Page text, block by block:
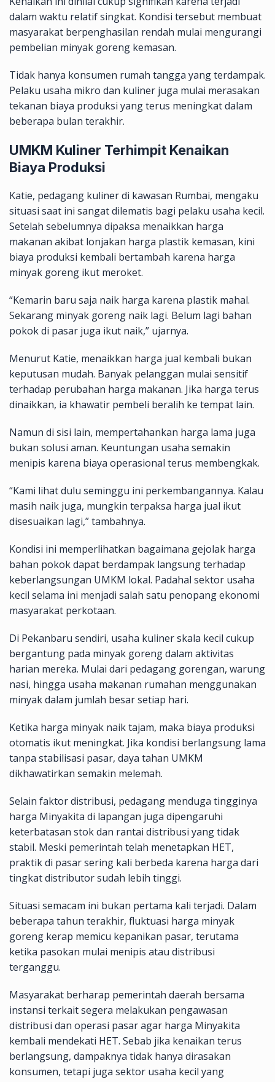
dalam waktu relatif singkat. Kondisi tersebut membuat
masyarakat berpenghasilan rendah mulai mengurangi
pembelian minyak goreng kemasan.
Tidak hanya konsumen rumah tangga yang terdampak.
Pelaku usaha mikro dan kuliner juga mulai merasakan
tekanan biaya produksi yang terus meningkat dalam
beberapa bulan terakhir.
UMKM Kuliner Terhimpit Kenaikan
Biaya Produksi
Katie, pedagang kuliner di kawasan Rumbai, mengaku
situasi saat ini sangat dilematis bagi pelaku usaha kecil.
Setelah sebelumnya dipaksa menaikkan harga
makanan akibat lonjakan harga plastik kemasan, kini
biaya produksi kembali bertambah karena harga
minyak goreng ikut meroket.
“Kemarin baru saja naik harga karena plastik mahal.
Sekarang minyak goreng naik lagi. Belum lagi bahan
pokok di pasar juga ikut naik,” ujarnya.
Menurut Katie, menaikkan harga jual kembali bukan
keputusan mudah. Banyak pelanggan mulai sensitif
terhadap perubahan harga makanan. Jika harga terus
dinaikkan, ia khawatir pembeli beralih ke tempat lain.
Namun di sisi lain, mempertahankan harga lama juga
bukan solusi aman. Keuntungan usaha semakin
menipis karena biaya operasional terus membengkak.
“Kami lihat dulu seminggu ini perkembangannya. Kalau
masih naik juga, mungkin terpaksa harga jual ikut
disesuaikan lagi,” tambahnya.
Kondisi ini memperlihatkan bagaimana gejolak harga
bahan pokok dapat berdampak langsung terhadap
keberlangsungan UMKM lokal. Padahal sektor usaha
kecil selama ini menjadi salah satu penopang ekonomi
masyarakat perkotaan.
Di Pekanbaru sendiri, usaha kuliner skala kecil cukup
bergantung pada minyak goreng dalam aktivitas
harian mereka. Mulai dari pedagang gorengan, warung
nasi, hingga usaha makanan rumahan menggunakan
minyak dalam jumlah besar setiap hari.
Ketika harga minyak naik tajam, maka biaya produksi
otomatis ikut meningkat. Jika kondisi berlangsung lama
tanpa stabilisasi pasar, daya tahan UMKM
dikhawatirkan semakin melemah.
Selain faktor distribusi, pedagang menduga tingginya
harga Minyakita di lapangan juga dipengaruhi
keterbatasan stok dan rantai distribusi yang tidak
stabil. Meski pemerintah telah menetapkan HET,
praktik di pasar sering kali berbeda karena harga dari
tingkat distributor sudah lebih tinggi.
Situasi semacam ini bukan pertama kali terjadi. Dalam
beberapa tahun terakhir, fluktuasi harga minyak
goreng kerap memicu kepanikan pasar, terutama
ketika pasokan mulai menipis atau distribusi
terganggu.
Masyarakat berharap pemerintah daerah bersama
instansi terkait segera melakukan pengawasan
distribusi dan operasi pasar agar harga Minyakita
kembali mendekati HET. Sebab jika kenaikan terus
berlangsung, dampaknya tidak hanya dirasakan
konsumen, tetapi juga sektor usaha kecil yang